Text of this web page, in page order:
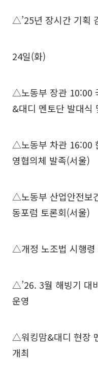
△’25년 장시간 기획
24일(화)
△노동부 장관 10:00
&대디 멘토단 발대식
△노동부 차관 16:00
영협의체 발족(서울)
△노동부 산업안전보
동포럼 토론회(서울)
△개정 노조법 시행령
△’26. 3월 해빙기 대
운영
△워킹맘&대디 현장
개최